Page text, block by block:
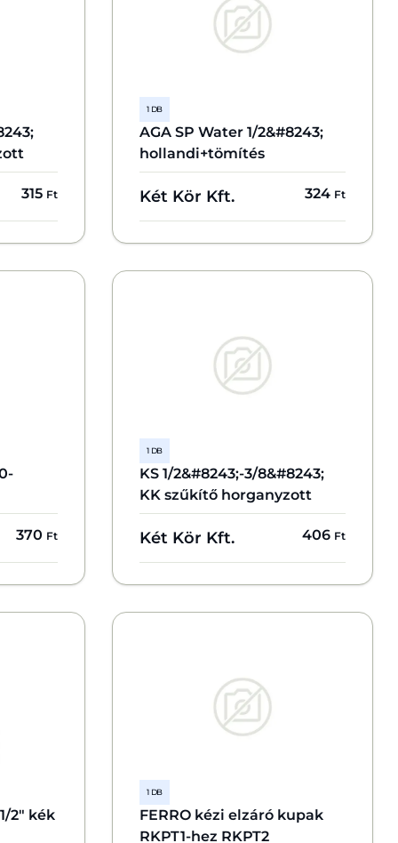
315 Ft
1 DB
AGA SP Water 1/2&#8243;
hollandi+tömítés
Két Kör Kft. 324 Ft
370 Ft
1 DB
KS 1/2&#8243;-3/8&#8243;
KK szűkítő horganyzott
Két Kör Kft. 406 Ft
2" kék
1 DB
FERRO kézi elzáró kupak
RKPT1-hez RKPT2